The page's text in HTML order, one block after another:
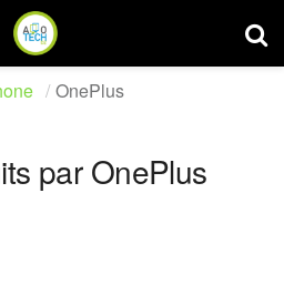
OnePlus
par OnePlus